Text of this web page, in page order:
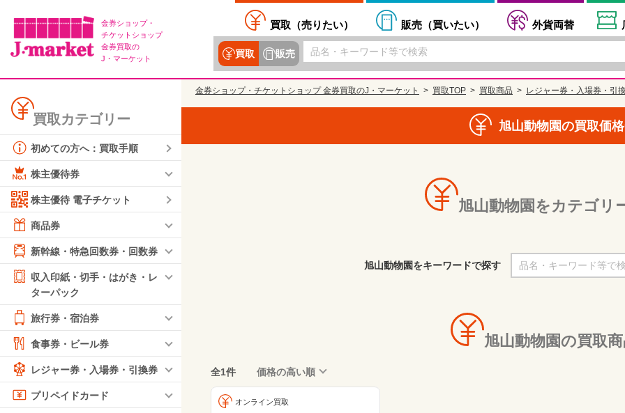
金券ショップ・
チケットショップ
金券買取の
J・マーケット
買取（売りたい） 販売（買いたい） 外貨両替
買取 販売
買取カテゴリー
初めての方へ：買取手順
株主優待券
株主優待 電子チケット
商品券
新幹線・特急回数券・回数券
収入印紙・切手・はがき・レ
ターパック
旅行券・宿泊券
食事券・ビール券
レジャー券・入場券・引換券
プリペイドカード
金券ショップ・チケットショップ 金券買取のJ・マーケット 買取TOP 買取商品 レジャー券・入場券・引
旭山動物園の買取価
旭山動物園をカテゴリ
旭山動物園をキーワードで探す
旭山動物園の買取
全1件 価格の高い順
オンライン買取